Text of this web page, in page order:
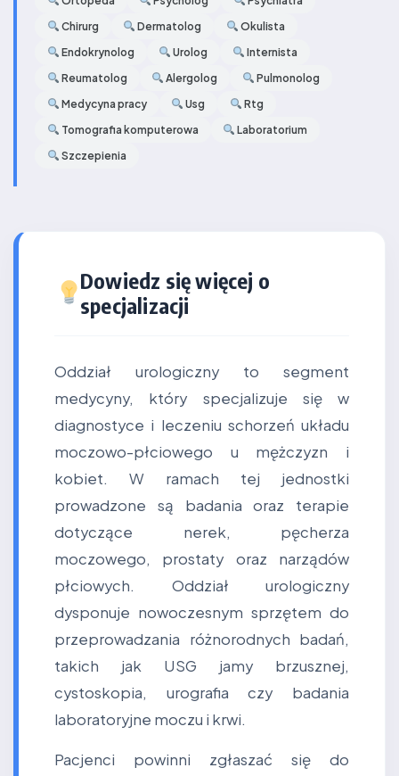
Chirurg
Dermatolog
Okulista
Endokrynolog
Urolog
Internista
Reumatolog
Alergolog
Pulmonolog
Medycyna pracy
Usg
Rtg
Tomografia komputerowa
Laboratorium
Szczepienia
Dowiedz się więcej o
specjalizacji
Oddział urologiczny to segment
medycyny, który specjalizuje się w
diagnostyce i leczeniu schorzeń układu
moczowo-płciowego u mężczyzn i
kobiet. W ramach tej jednostki
prowadzone są badania oraz terapie
dotyczące nerek, pęcherza
moczowego, prostaty oraz narządów
płciowych. Oddział urologiczny
dysponuje nowoczesnym sprzętem do
przeprowadzania różnorodnych badań,
takich jak USG jamy brzusznej,
cystoskopia, urografia czy badania
laboratoryjne moczu i krwi.
Pacjenci powinni zgłaszać się do